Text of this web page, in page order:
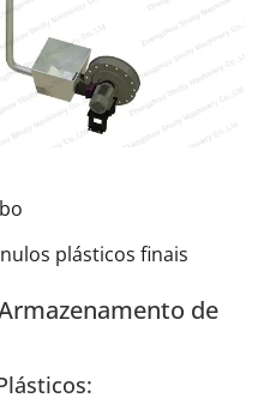
plásticos finais
de